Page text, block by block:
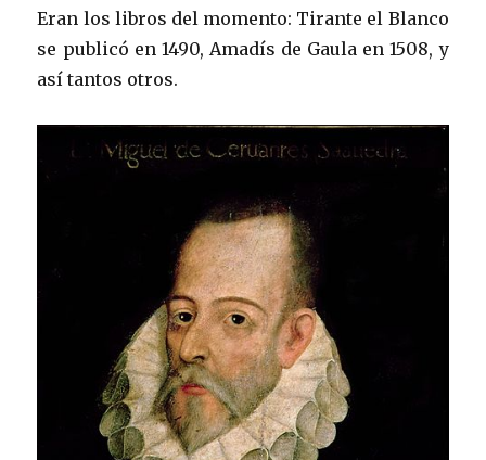
Eran los libros del momento: Tirante el Blanco
se publicó en 1490, Amadís de Gaula en 1508, y
así tantos otros.